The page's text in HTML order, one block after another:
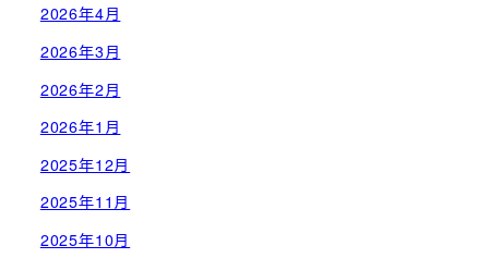
2026年4月
2026年3月
2026年2月
2026年1月
2025年12月
2025年11月
2025年10月